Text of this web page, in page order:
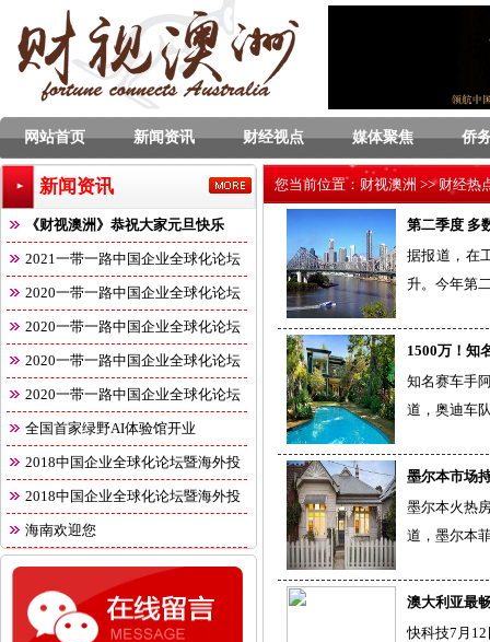
网站首页 新闻资讯 财经视点 媒体聚焦 侨
新闻资讯
《财视澳洲》恭祝大家元旦快乐
2021一带一路中国企业全球化论坛
2020一带一路中国企业全球化论坛
2020一带一路中国企业全球化论坛
2020一带一路中国企业全球化论坛
2020一带一路中国企业全球化论坛
全国首家绿野AI体验馆开业
2018中国企业全球化论坛暨海外投
2018中国企业全球化论坛暨海外投
海南欢迎您
您当前位置： 财视澳洲 >>财经热
第二季度 多
据报道，在
升。今年第
1500万！知
知名赛车手
道，奥迪车
墨尔本市场
墨尔本火热
道，墨尔本
澳大利亚最
快科技7月